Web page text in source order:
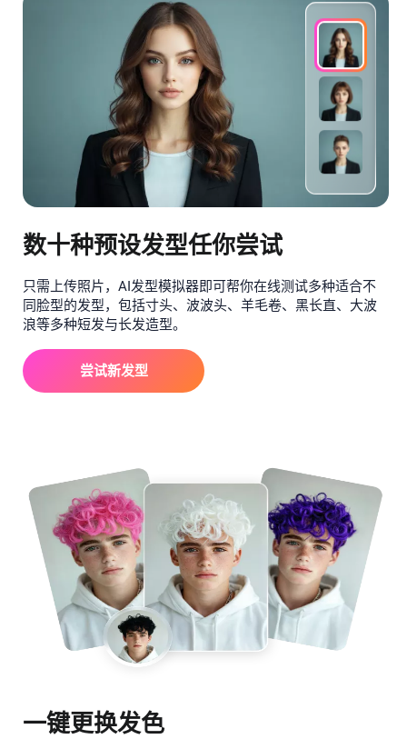
数十种预设发型任你尝试
只需上传照片，AI发型模拟器即可帮你在线测试多种适合不
同脸型的发型，包括寸头、波波头、羊毛卷、黑长直、大波
浪等多种短发与长发造型。
尝试新发型
一键更换发色